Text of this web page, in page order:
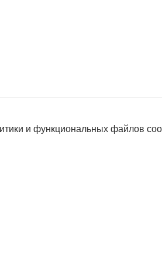
и функциональных файлов